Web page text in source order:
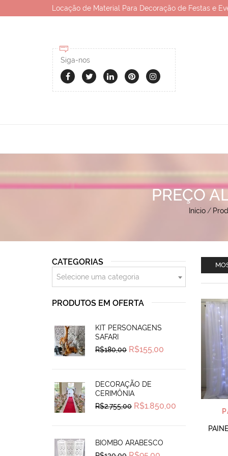
Locação de Material Para Decoração de Festas e
Siga-nos
PREÇO
Início /
CATEGORIAS
Selecione uma categoria
PRODUTOS EM OFERTA
KIT PERSONAGENS
SAFARI
R$180,00 Original
price
R$155,00
DECORAÇÃO DE
CERIMÔNIA
R$2.755,00 Original
price
R$1.850,00
R$1.850,00.
BIOMBO ARABESCO